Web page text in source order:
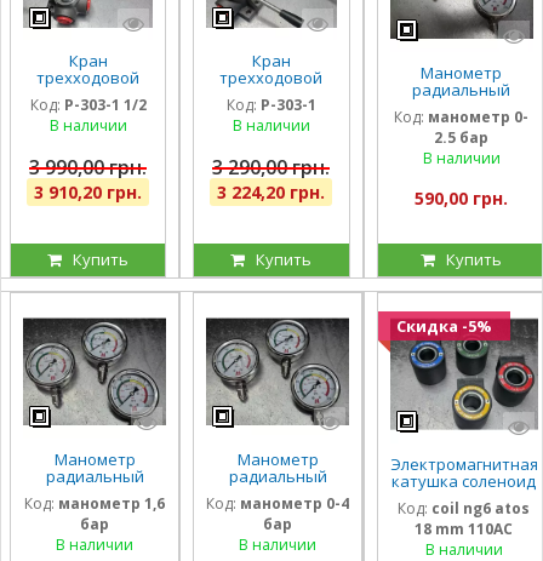
Кран
трехходовой
гидравлический
Badestnost G1
1/2, 1 1/2 дюйма,
мин
Код: P-303-1 1/2
В наличии
3 990,00 грн.
3 910,20 грн.
Купить
Кран
трехходовой
гидравлический
Badestnost G1
1″, 350 бар, 180
дивертор
Код: P-303-1
В наличии
3 290,00 грн.
3 224,20 грн.
Купить
Манометр
радиальный
глицириновый
виброустойчивый
63мм 0-2,5 Бар
Италия
Код: манометр 0-
2.5 бар
В наличии
590,00 грн.
Купить
Манометр
радиальный
глицириновый
виброустойчивый
63мм 1,6 Бар
Италия
Код: манометр 1,6
бар
В наличии
Манометр
радиальный
глицириновый
виброустойчивый
63мм 0-4 Бар
Италия
Код: манометр 0-4
бар
В наличии
Скидка -5%
Электромагнитная
катушка соленоид
Atos 110 Вольт
внутренний
диаметр 18мм
длина 40 мм
Код: coil ng6 atos
18 mm 110AC
В наличии